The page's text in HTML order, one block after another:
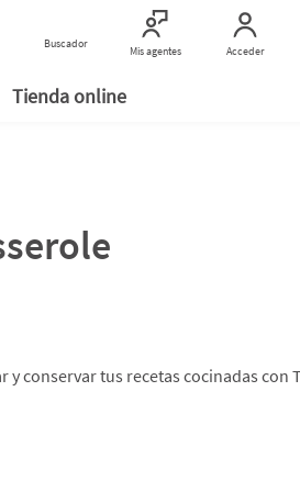
Buscador Mis agentes Acceder
Encuentranos
Buscar establecimientos
Tienda online
y conservar tus recetas cocinadas con